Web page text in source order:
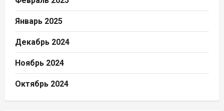
Январь 2025
Декабрь 2024
Ноябрь 2024
Октябрь 2024